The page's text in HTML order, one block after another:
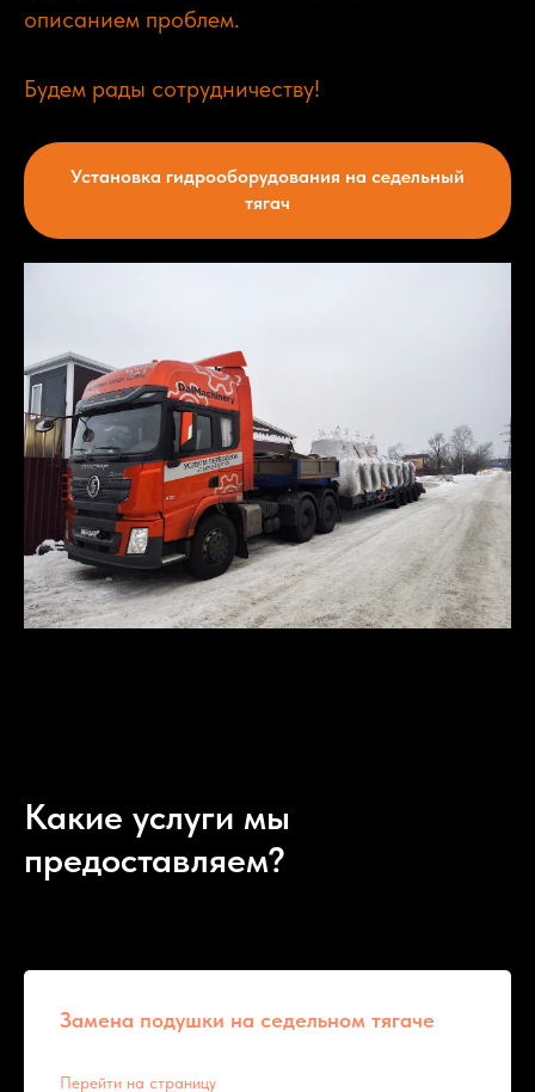
описанием проблем.
Будем рады сотрудничеству!
Установка гидрооборудования на седельный
тягач
Какие услуги мы
предоставляем?
Замена подушки на седельном тягаче
Перейти на страницу